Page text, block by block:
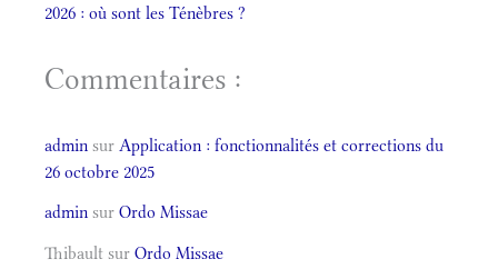
2026 : où sont les Ténèbres ?
Commentaires :
admin sur Application : fonctionnalités et corrections du
26 octobre 2025
admin sur Ordo Missae
Thibault sur Ordo Missae